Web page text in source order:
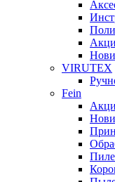
VIRUTEX
Fein